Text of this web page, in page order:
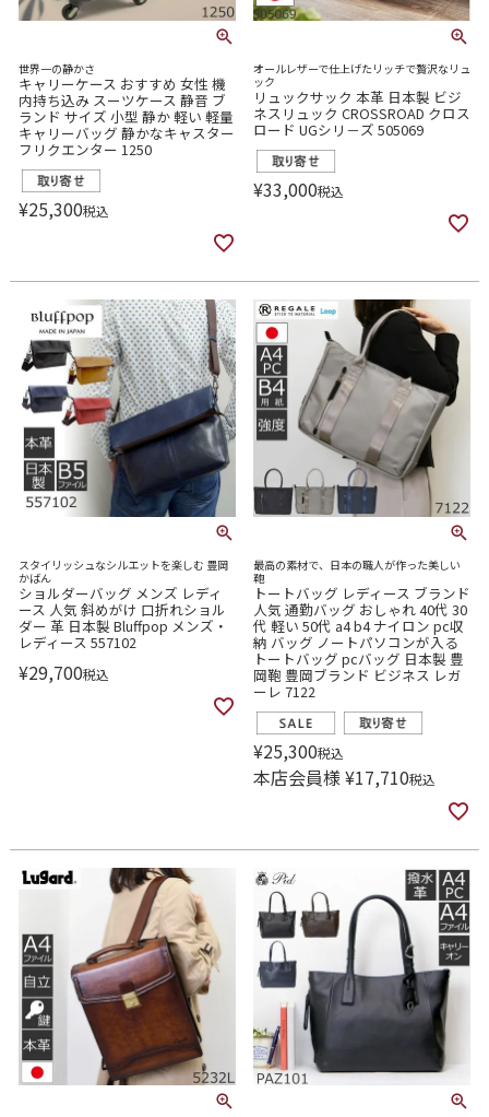
世界一の静かさ
キャリーケース おすすめ 女性 機
内持ち込み スーツケース 静音 ブ
ランド サイズ 小型 静か 軽い 軽量
キャリーバッグ 静かなキャスター
フリクエンター 1250
¥25,300税込
オールレザーで仕上げたリッチで贅沢なリュ
ック
リュックサック 本革 日本製 ビジ
ネスリュック CROSSROAD クロス
ロード UGシリ－ズ 505069
¥33,000税込
スタイリッシュなシルエットを楽しむ 豊岡
かばん
ショルダーバッグ メンズ レディ
ース 人気 斜めがけ 口折れショル
ダー 革 日本製 Bluffpop メンズ・
レディース 557102
¥29,700税込
最高の素材で、日本の職人が作った美しい
鞄
トートバッグ レディース ブランド
人気 通勤バッグ おしゃれ 40代 30
代 軽い 50代 a4 b4 ナイロン pc収
納 バッグ ノートパソコンが入る
トートバッグ pcバッグ 日本製 豊
岡鞄 豊岡ブランド ビジネス レガ
ーレ 7122
¥25,300税込
本店会員様¥17,710税込